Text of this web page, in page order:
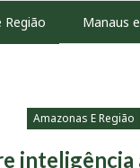
Região Manaus
Amazonas E Região